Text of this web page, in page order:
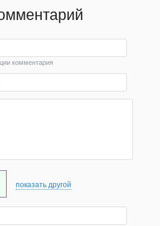
комментария
показать другой